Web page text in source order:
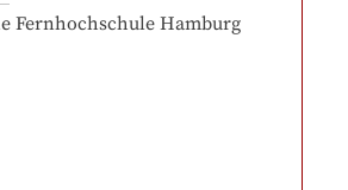
Fernhochschule Hamburg